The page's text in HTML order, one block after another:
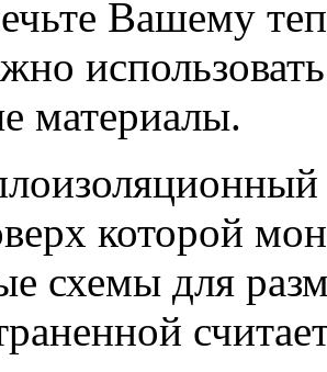
Вашему
материалы.
которой
схемы для